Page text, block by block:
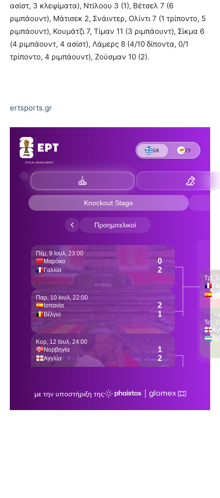
ασίστ, 3 κλεψίματα), Ντίλοου 3 (1), Βέτσελ 7 (6
ριμπάουντ), Μάτισεκ 2, Σνάιντερ, Ολίντι 7 (1 τρίποντο, 5
ριμπάουντ), Κουμάτζι 7, Τίμαν 11 (3 ριμπάουντ), Σίκμα 6
(4 ριμπάουντ, 4 ασίστ), Λάμερς 8 (4/10 δίποντα, 0/1
τρίποντο, 4 ριμπάουντ), Ζούσμαν 10 (2).
ertsports.gr